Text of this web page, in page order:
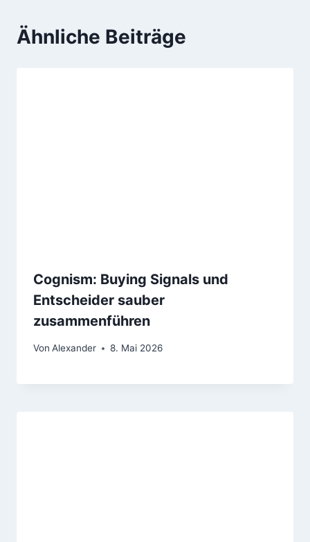
Ähnliche Beiträge
Cognism: Buying Signals und
Entscheider sauber
zusammenführen
Von Alexander 8. Mai 2026